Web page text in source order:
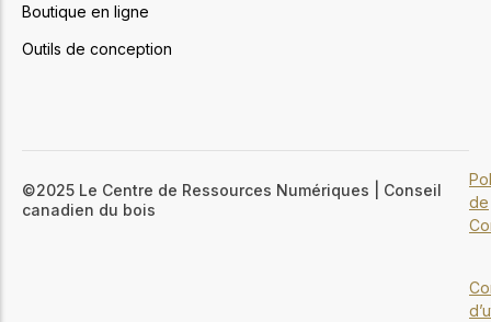
Boutique en ligne
Outils de conception
©2025 Le Centre de Ressources Numériques | Conseil
canadien du bois
de